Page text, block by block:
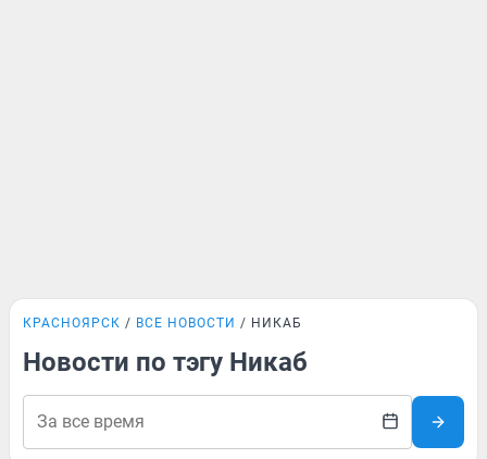
КРАСНОЯРСК ВСЕ НОВОСТИ НИКАБ
Новости по тэгу Никаб